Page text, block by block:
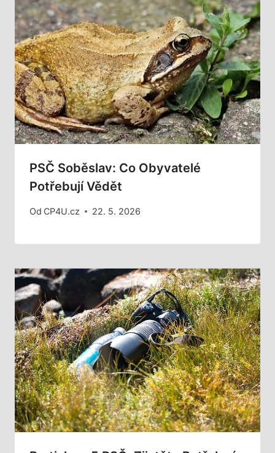
PSČ Soběslav: Co Obyvatelé
Potřebují Vědět
Od CP4U.cz 22. 5. 2026